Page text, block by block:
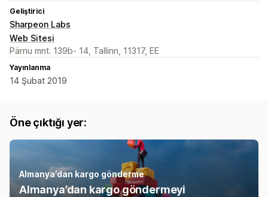
Geliştirici
Sharpeon Labs
Web Sitesi
Pärnu mnt. 139b- 14, Tallinn, 11317, EE
Yayınlanma
14 Şubat 2019
Öne çıktığı yer:
Almanya’dan kargo gönderme
Almanya’dan kargo göndermeyi